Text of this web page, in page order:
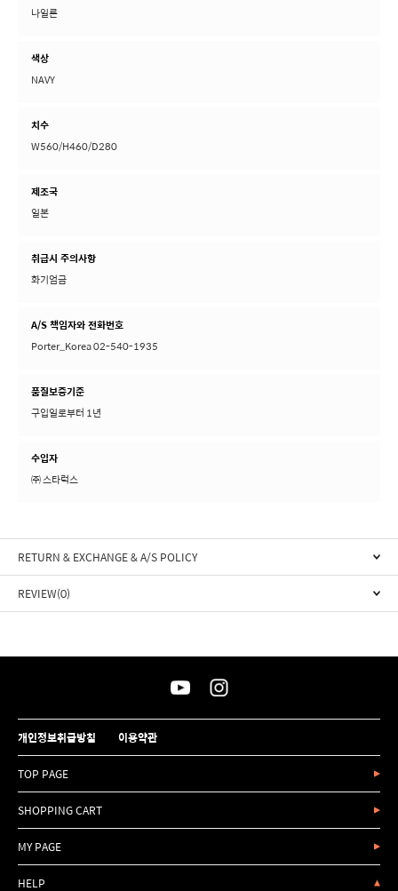
나일론
색상
NAVY
치수
W560/H460/D280
제조국
일본
취급시 주의사항
화기엄금
A/S 책임자와 전화번호
Porter_Korea 02-540-1935
품질보증기준
구입일로부터 1년
수입자
㈜ 스타럭스
RETURN & EXCHANGE & A/S POLICY
REVIEW(0)
개인정보취급방침 이용약관
TOP PAGE
SHOPPING CART
MY PAGE
HELP